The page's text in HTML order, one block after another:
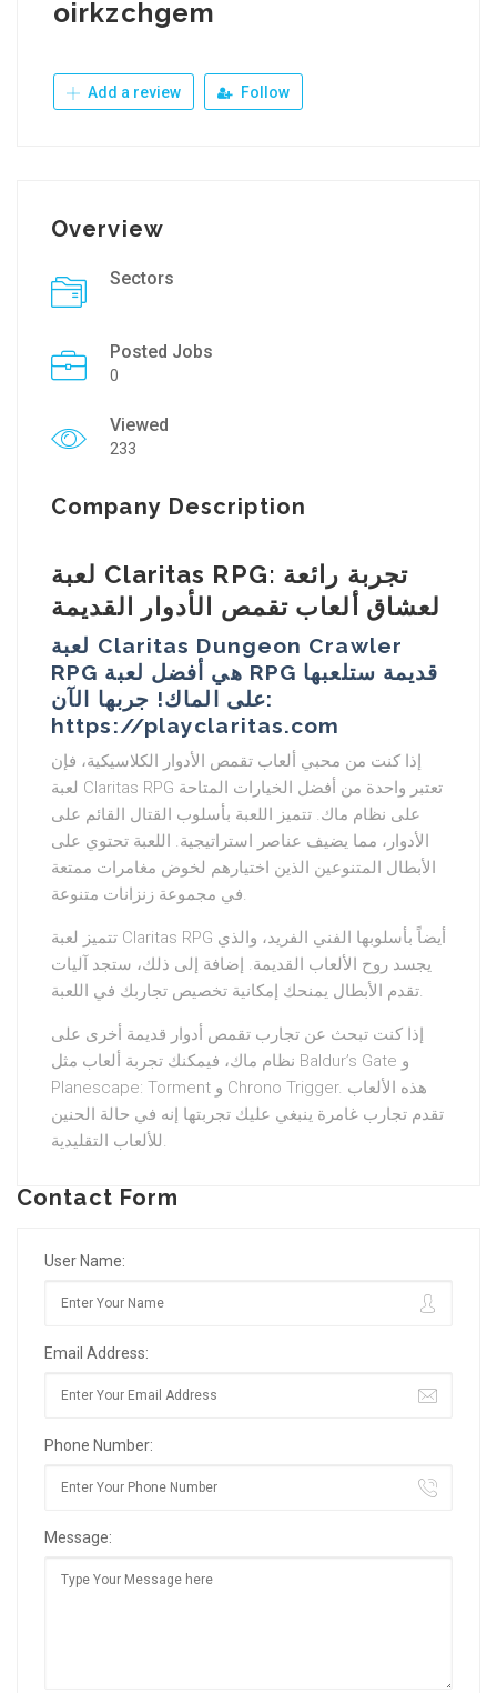
oirkzchgem
Add a review Follow
Overview
Sectors
Posted Jobs
0
Viewed
233
Company Description
لعبة Claritas RPG: تجربة رائعة
لعشاق ألعاب تقمص الأدوار القديمة
لعبة Claritas Dungeon Crawler
RPG هي أفضل لعبة RPG قديمة ستلعبها
على الماك! جربها الآن:
https://playclaritas.com
إذا كنت من محبي ألعاب تقمص الأدوار الكلاسيكية، فإن
لعبة Claritas RPG تعتبر واحدة من أفضل الخيارات المتاحة
على نظام ماك. تتميز اللعبة بأسلوب القتال القائم على
الأدوار، مما يضيف عناصر استراتيجية. اللعبة تحتوي على
الأبطال المتنوعين الذين اختيارهم لخوض مغامرات ممتعة
في مجموعة زنزانات متنوعة.
تتميز لعبة Claritas RPG أيضاً بأسلوبها الفني الفريد، والذي
يجسد روح الألعاب القديمة. إضافة إلى ذلك، ستجد آليات
تقدم الأبطال يمنحك إمكانية تخصيص تجاربك في اللعبة.
إذا كنت تبحث عن تجارب تقمص أدوار قديمة أخرى على
نظام ماك، فيمكنك تجربة ألعاب مثل Baldur’s Gate و
Planescape: Torment و Chrono Trigger. هذه الألعاب
تقدم تجارب غامرة ينبغي عليك تجربتها إنه في حالة الحنين
للألعاب التقليدية.
Contact Form
User Name:
Email Address:
Phone Number:
Message: